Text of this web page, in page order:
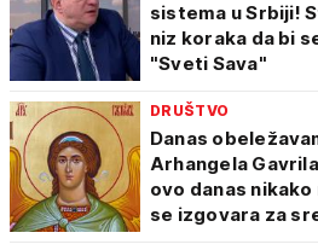
sistema u Srbiji!
niz koraka da bi
"Sveti Sava"
DRUŠTVO
Danas
Arhangela
ovo danas
se izgovara za